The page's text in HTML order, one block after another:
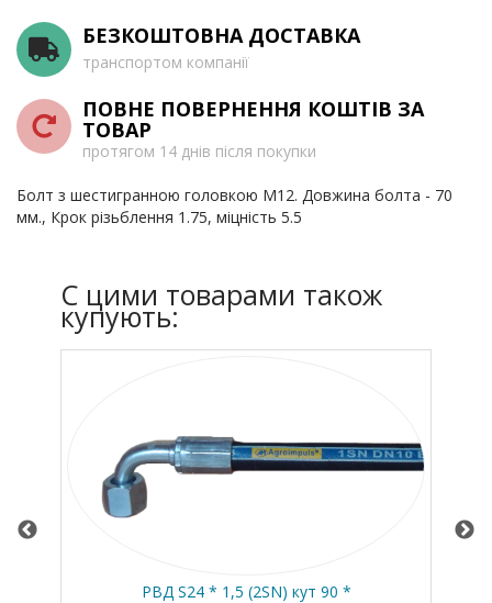
БЕЗКОШТОВНА ДОСТАВКА
транспортом компанії
ПОВНЕ ПОВЕРНЕННЯ КОШТІВ ЗА
ТОВАР
протягом 14 днів після покупки
Болт з шестигранною головкою М12. Довжина болта - 70
мм., Крок різьблення 1.75, міцність 5.5
C цими товарами також
купують:
РВД S24 * 1,5 (2SN) кут 90 *